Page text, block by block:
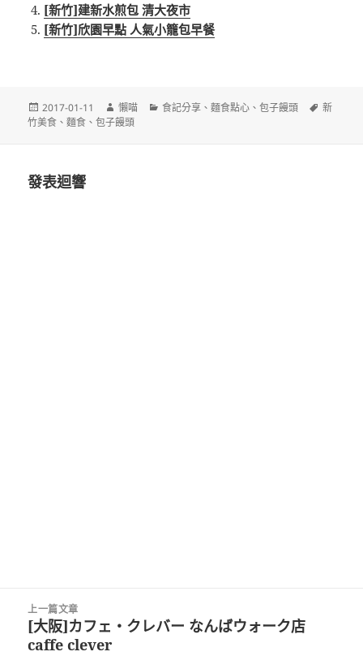
[新竹]建新水煎包 清大夜市
[新竹]欣園早點 人氣小籠包早餐
發
佈
2017-01-11
作
者
懶喵
分
食記分享 、麵食點心 、包子饅頭
標
新
竹美食 、麵食 、包子饅頭
發表迴響
上一篇文章
上
一
[大阪]カフェ・クレバー なんばウォーク店
caffe clever